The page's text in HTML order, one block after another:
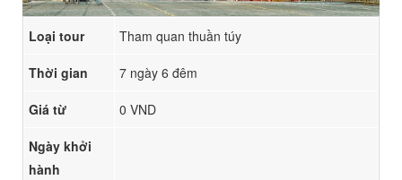
Loại tour Tham quan thuần túy
Thời gian 7 ngày 6 đêm
Giá từ 0 VND
Ngày khởi
hành